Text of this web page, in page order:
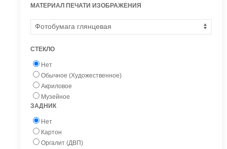
МАТЕРИАЛ ПЕЧАТИ ИЗОБРАЖЕНИЯ
СТЕКЛО
Нет
Обычное (Художественное)
Акриловое
Музейное
ЗАДНИК
Нет
Картон
Оргалит (ДВП)